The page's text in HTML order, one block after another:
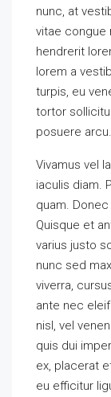
nunc, at
vitae congue
hendrerit
lorem a
turpis, eu
tortor
posuere arcu.
Vivamus vel
iaculis diam.
quam.
Quisque et
varius justo
nunc sed
viverra,
ante nec
nisl, vel
quis dui
ex, placerat
eu efficitur